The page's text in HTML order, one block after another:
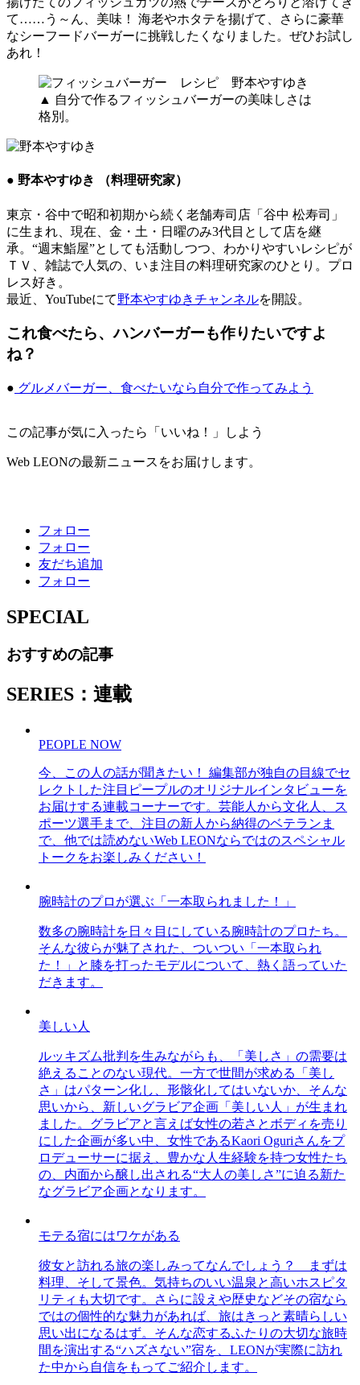
て……う～ん、美味！ 海老やホタテを揚げて、さらに豪華
なシーフードバーガーに挑戦したくなりました。ぜひお試し
あれ！
▲ 自分で作るフィッシュバーガーの美味しさは
格別。
● 野本やすゆき （料理研究家）
東京・谷中で昭和初期から続く老舗寿司店「谷中 松寿司」
に生まれ、現在、金・土・日曜のみ3代目として店を継
承。“週末鮨屋”としても活動しつつ、わかりやすいレシピが
ＴＶ、雑誌で人気の、いま注目の料理研究家のひとり。プロ
レス好き。
最近、YouTubeにて野本やすゆきチャンネルを開設。
これ食べたら、ハンバーガーも作りたいですよ
ね？
● グルメバーガー、食べたいなら自分で作ってみよう
この記事が気に入ったら「いいね！」しよう
Web LEONの最新ニュースをお届けします。
フォロー
フォロー
友だち追加
フォロー
SPECIAL
おすすめの記事
SERIES：連載
PEOPLE NOW
今、この人の話が聞きたい！ 編集部が独自の目線でセ
レクトした注目ピープルのオリジナルインタビューを
お届けする連載コーナーです。芸能人から文化人、ス
ポーツ選手まで、注目の新人から納得のベテランま
で、他では読めないWeb LEONならではのスペシャル
トークをお楽しみください！
腕時計のプロが選ぶ「一本取られました！」
数多の腕時計を日々目にしている腕時計のプロたち。
そんな彼らが魅了された、ついつい「一本取られ
た！」と膝を打ったモデルについて、熱く語っていた
だきます。
美しい人
ルッキズム批判を生みながらも、「美しさ」の需要は
絶えることのない現代。一方で世間が求める「美し
さ」はパターン化し、形骸化してはいないか、そんな
思いから、新しいグラビア企画「美しい人」が生まれ
ました。グラビアと言えば女性の若さとボディを売り
にした企画が多い中、女性であるKaori Oguriさんをプ
ロデューサーに据え、豊かな人生経験を持つ女性たち
の、内面から醸し出される“大人の美しさ”に迫る新た
なグラビア企画となります。
モテる宿にはワケがある
彼女と訪れる旅の楽しみってなんでしょう？ まずは
料理、そして景色。気持ちのいい温泉と高いホスピタ
リティも大切です。さらに設えや歴史などその宿なら
ではの個性的な魅力があれば、旅はきっと素晴らしい
思い出になるはず。そんな恋するふたりの大切な旅時
間を演出する“ハズさない”宿を、LEONが実際に訪れ
た中から自信をもってご紹介します。